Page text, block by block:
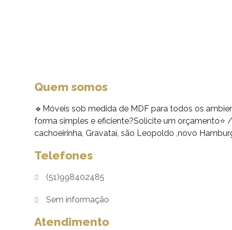
Quem somos
🔹Móveis sob medida de MDF para todos os
forma simples e eficiente?Solicite um orçamento⭐️
cachoeirinha, Gravataí, são Leopoldo ,novo
Telefones
(51)998402485
Sem informação
Atendimento